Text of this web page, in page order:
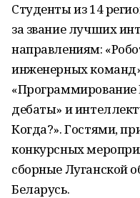
Cтуденты из 14
за звание лучших
направлениям:
инженерных
дебаты» и
Когда?». Гостями,
конкурсных
сборные Луганской
Беларусь.